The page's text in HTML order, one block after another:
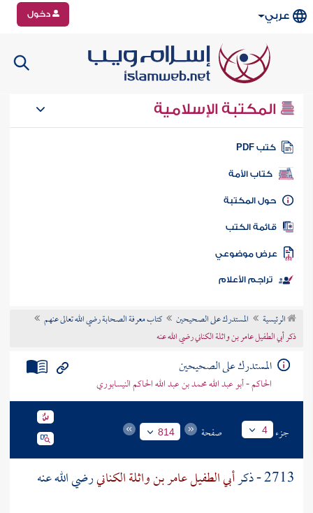
عربي دخول
المكتبة الإسلامية
كتب PDF
كتاب الأمة
المكتبة
الكتب
موضوعي
تراجم الأعلام
الرئيسية المستدرك على الصحيحين
كتاب معرفة الصحابة رضي الله تعالى عنهم
ذكر أبي الطفيل عامر بن واثلة الكناني رضي الله عنه
المستدرك على الصحيحين
الحاكم - أبو عبد الله محمد بن عبد الله الحاكم النيسابوري
جزء 4 صفحة 814
2713 - ذكر أبي الطفيل عامر بن واثلة الكنانيرضي الله عنه